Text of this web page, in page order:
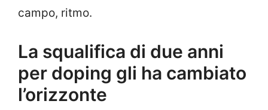
campo, ritmo.
La squalifica di due anni
per doping gli ha cambiato
l’orizzonte